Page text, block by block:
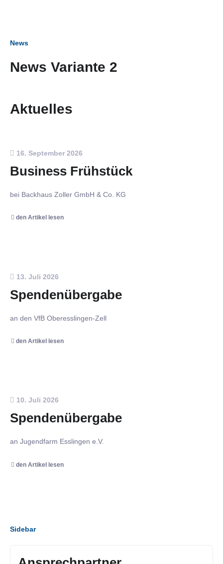
News
News Variante 2
Aktuelles
16. September 2026
Business Frühstück
bei Backhaus Zoller GmbH & Co. KG
den Artikel lesen
13. Juli 2026
Spendenübergabe
an den VfB Oberesslingen-Zell
den Artikel lesen
10. Juli 2026
Spendenübergabe
an Jugendfarm Esslingen e.V.
den Artikel lesen
Sidebar